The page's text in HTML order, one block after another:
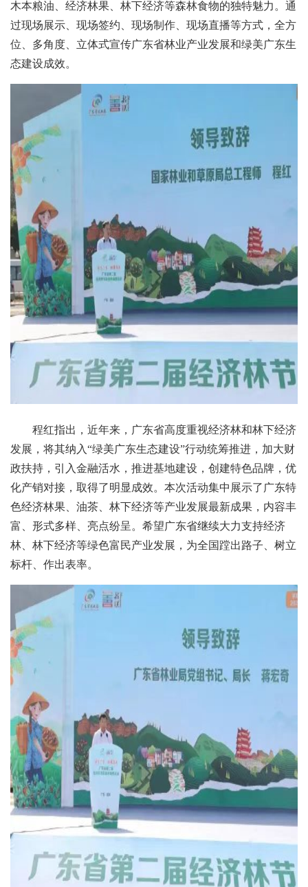
木本粮油、经济林果、林下经济等森林食物的独特魅力。通
过现场展示、现场签约、现场制作、现场直播等方式，全方
位、多角度、立体式宣传广东省林业产业发展和绿美广东生
态建设成效。
程红指出，近年来，广东省高度重视经济林和林下经济
发展，将其纳入“绿美广东生态建设”行动统筹推进，加大财
政扶持，引入金融活水，推进基地建设，创建特色品牌，优
化产销对接，取得了明显成效。本次活动集中展示了广东特
色经济林果、油茶、林下经济等产业发展最新成果，内容丰
富、形式多样、亮点纷呈。希望广东省继续大力支持经济
林、林下经济等绿色富民产业发展，为全国蹚出路子、树立
标杆、作出表率。